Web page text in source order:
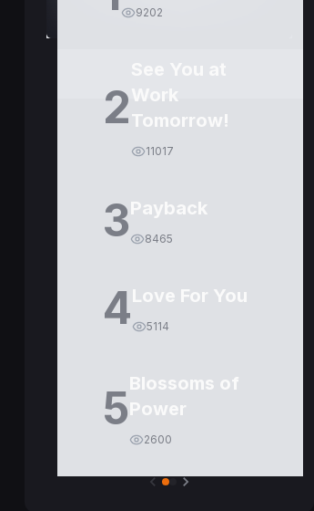
9202
2Work
Tomorrow!
11017
3Payback
8465
4Love For You
5114
5Blossoms of
Power
2600